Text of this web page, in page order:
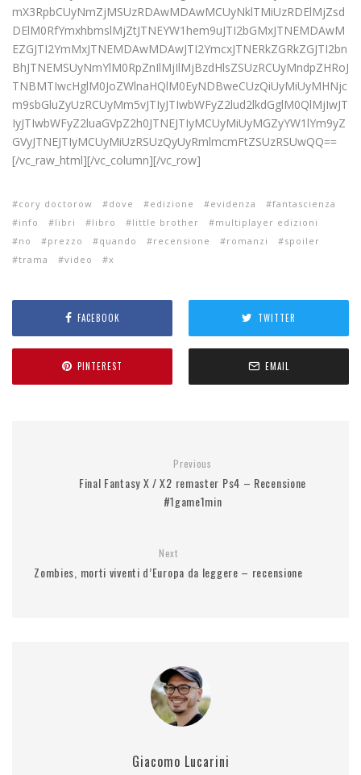
mX3RpbCUyNmZjMSUzRDAwMDAwMCUyNklTMiUzRDElMjZsd
DElM0RfYmxhbmslMjZtJTNEYW1hem9uJTI2bGMxJTNEMDAwM
EZGJTI2YmMxJTNEMDAwMDAwJTI2YmcxJTNERkZGRkZGJTI2bn
BhJTNEMSUyNmYlM0RpZnIlMjIlMjBzdHlsZSUzRCUyMndpZHRoJ
TNBMTIwcHglM0JoZWlnaHQlM0EyNDBweCUzQiUyMiUyMHNjc
m9sbGluZyUzRCUyMm5vJTIyJTIwbWFyZ2lud2lkdGglM0QlMjIwJT
IyJTIwbWFyZ2luaGVpZ2h0JTNEJTIyMCUyMiUyMGZyYW1lYm9yZ
GVyJTNEJTIyMCUyMiUzRSUzQyUyRmlmcmFtZSUzRSUwQQ==
[/vc_raw_html][/vc_column][/vc_row]
cory doctorow dove edizione evidenza
fantascienza
info
libri libro little brother
multiplayer edizioni
no
prezzo quando recensione romanzi
spoiler
trama
video x
FACEBOOK TWITTER
PINTEREST EMAIL
Previous
Final Fantasy X / X2 remaster Ps4 – Recensione
#1game1min
Next
Zombies, morti viventi d’Europa da leggere – recensione
Giacomo Lucarini